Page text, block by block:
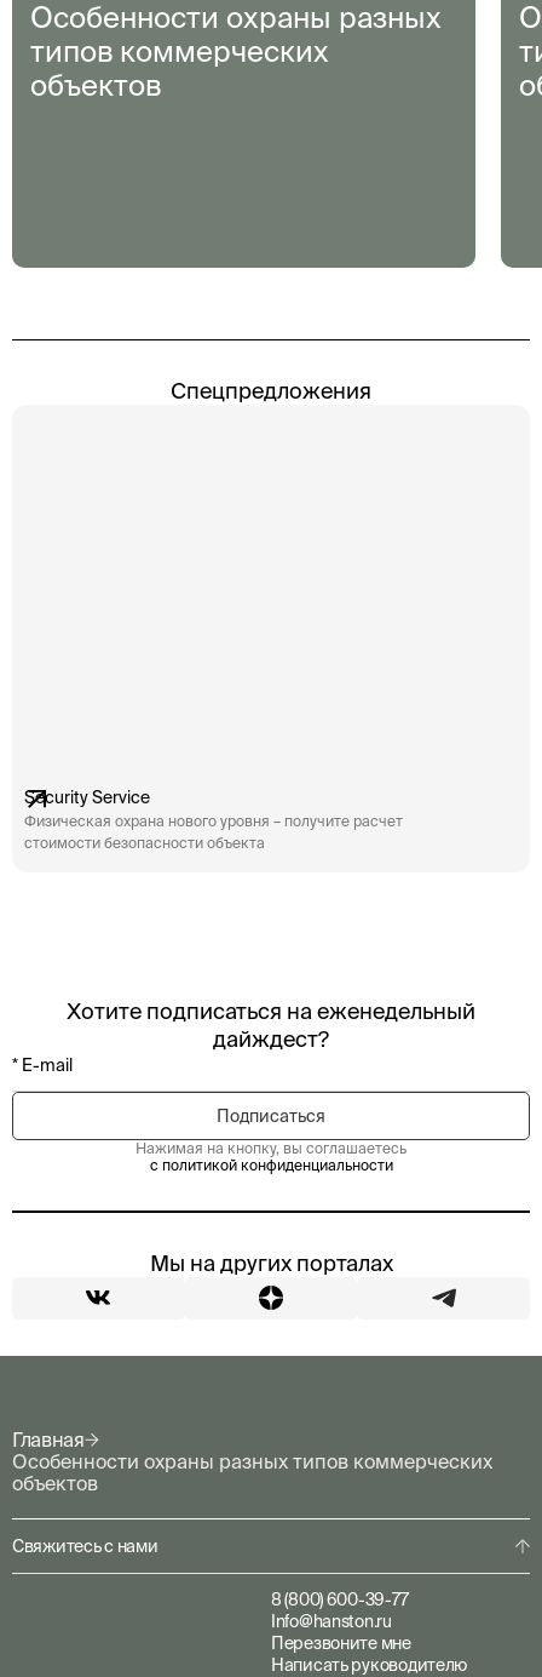
Особенности охраны разных
типов коммерческих
объектов
Спецпредложения
Security Service
Физическая охрана нового уровня – получите расчет
стоимости безопасности объекта
Хотите подписаться на еженедельный
дайждест?
Нажимая на кнопку, вы соглашаетесь
с политикой конфиденциальности
Мы на других порталах
Главная
Особенности охраны разных типов коммерческих
объектов
Свяжитесь с нами
8 (800) 600-39-77
Info@hanston.ru
Перезвоните мне
Написать руководителю